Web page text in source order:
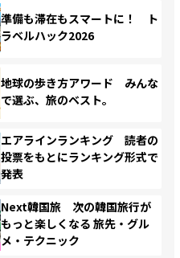
準備も滞在もスマートに！ ト
ラベルハック2026
地球の歩き方アワード みんな
で選ぶ、旅のベスト。
エアラインランキング 読者の
投票をもとにランキング形式で
発表
Next韓国旅 次の韓国旅行が
もっと楽しくなる 旅先・グル
メ・テクニック